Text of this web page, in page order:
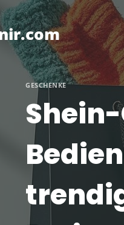
GESCHENKE